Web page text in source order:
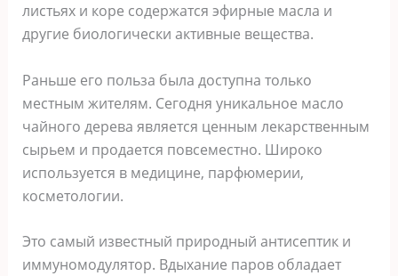
листьях и коре содержатся эфирные масла и
другие биологически активные вещества.
Раньше его польза была доступна только
местным жителям. Сегодня уникальное масло
чайного дерева является ценным лекарственным
сырьем и продается повсеместно. Широко
используется в медицине, парфюмерии,
косметологии.
Это самый известный природный антисептик и
иммуномодулятор. Вдыхание паров обладает